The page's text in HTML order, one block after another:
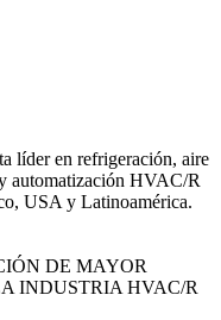
líder en refrigeración, aire
automatización HVAC/R
USA y Latinoamérica.
DE MAYOR
INDUSTRIA HVAC/R